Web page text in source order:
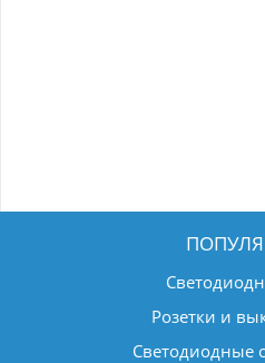
Розетки и
Светодиодные